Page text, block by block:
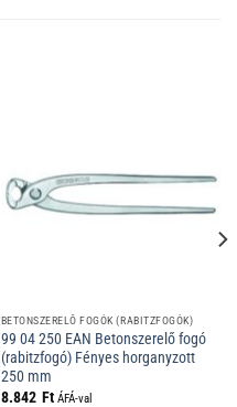
BETONSZERELŐ FOGÓK (RABITZFOGÓK)
99 04 250 EAN Betonszerelő fogó
(rabitzfogó) Fényes horganyzott
250 mm
8.842 Ft ÁFÁ-val